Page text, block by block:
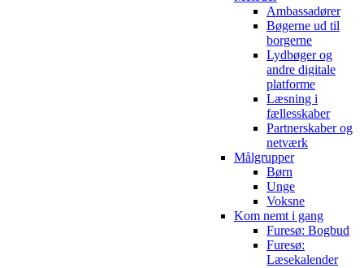
Ambassadører
Bøgerne ud til
borgerne
Lydbøger og
andre digitale
platforme
Læsning i
fællesskaber
Partnerskaber og
netværk
Målgrupper
Børn
Unge
Voksne
Kom nemt i gang
Furesø: Bogbud
Furesø:
Læsekalender